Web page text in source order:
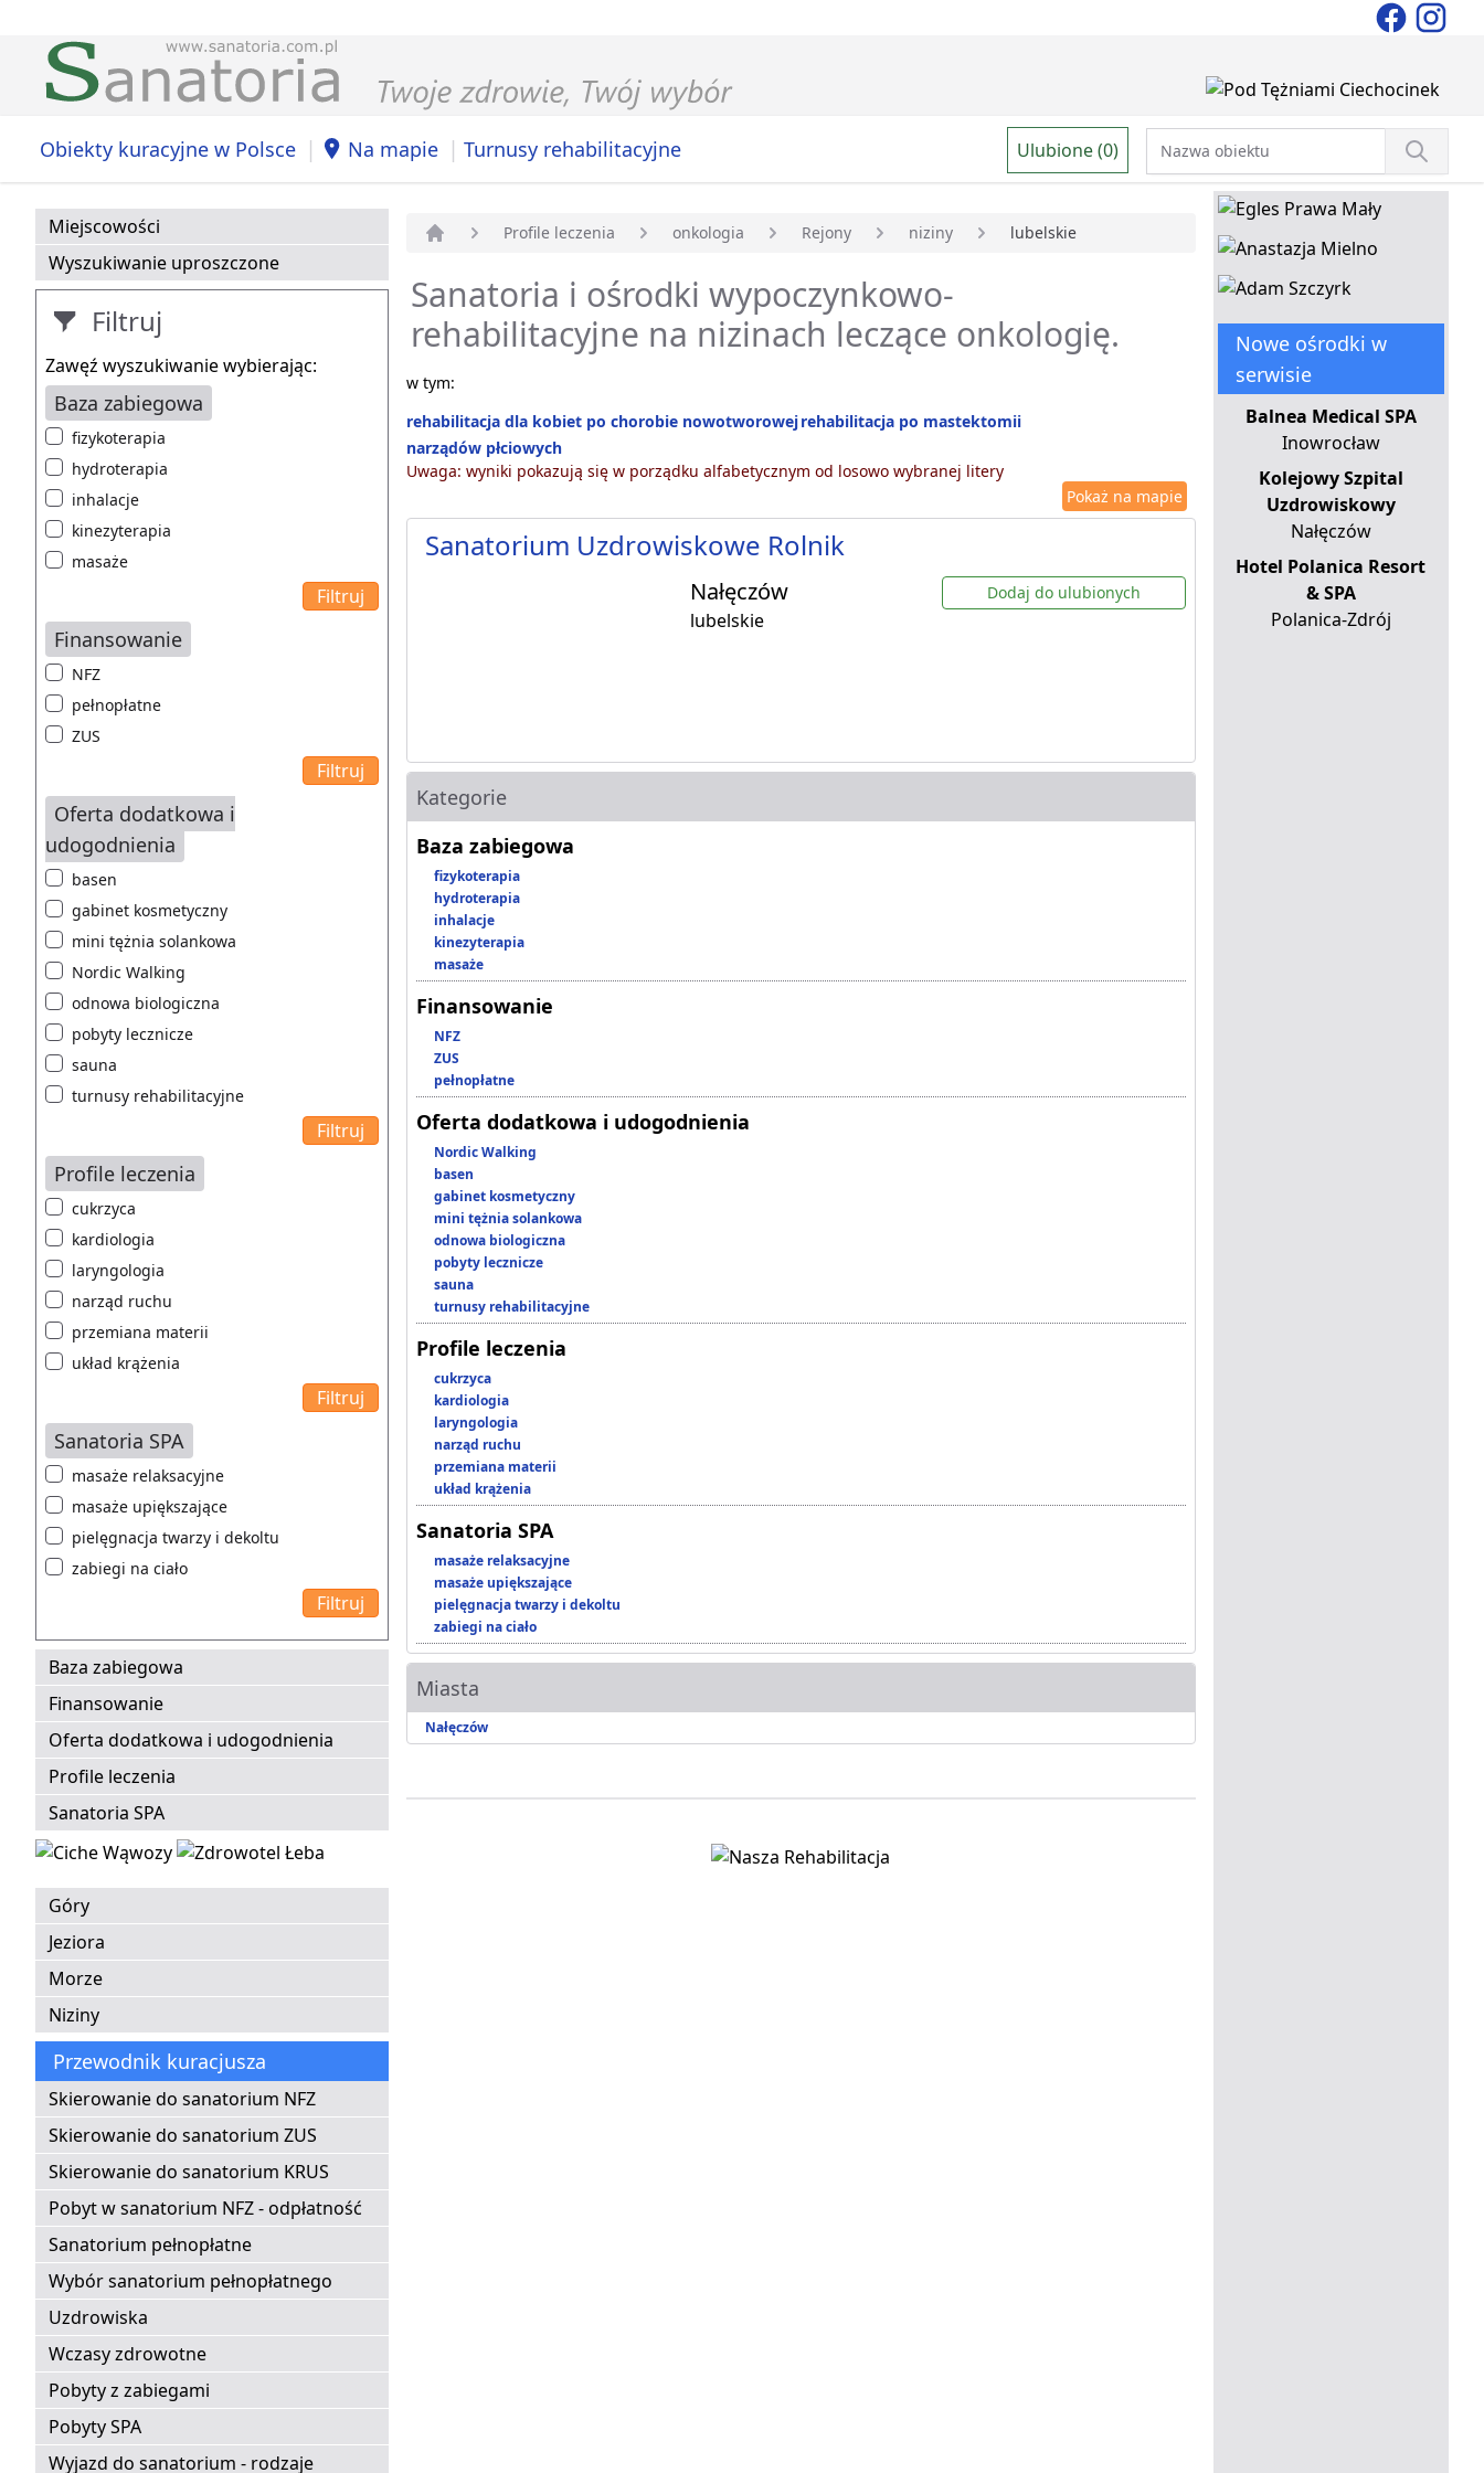
Obiekty kuracyjne w Polsce | Na mapie | Turnusy rehabilitacyjne Ulubione (0)
Miejscowości
Wyszukiwanie uproszczone
Filtruj
Zawęź wyszukiwanie wybierając:
Baza zabiegowa
fizykoterapia
hydroterapia
inhalacje
kinezyterapia
masaże
Finansowanie
NFZ
pełnopłatne
ZUS
Oferta dodatkowa i
udogodnienia
basen
gabinet kosmetyczny
mini tężnia solankowa
Nordic Walking
odnowa biologiczna
pobyty lecznicze
sauna
turnusy rehabilitacyjne
Profile leczenia
cukrzyca
kardiologia
laryngologia
narząd ruchu
przemiana materii
układ krążenia
Sanatoria SPA
masaże relaksacyjne
masaże upiększające
pielęgnacja twarzy i dekoltu
zabiegi na ciało
Baza zabiegowa
Finansowanie
Oferta dodatkowa i udogodnienia
Profile leczenia
Sanatoria SPA
Góry
Jeziora
Morze
Niziny
Przewodnik kuracjusza
Skierowanie do sanatorium NFZ
Skierowanie do sanatorium ZUS
Skierowanie do sanatorium KRUS
Pobyt w sanatorium NFZ - odpłatność
Sanatorium pełnopłatne
Wybór sanatorium pełnopłatnego
Uzdrowiska
Wczasy zdrowotne
Pobyty z zabiegami
Pobyty SPA
Wyjazd do sanatorium - rodzaje
Profile leczenia onkologia Rejony niziny lubelskie
Sanatoria i ośrodki wypoczynkowo-
rehabilitacyjne na nizinach leczące onkologię.
w tym:
rehabilitacja dla kobiet po chorobie nowotworowej
narządów płciowych
rehabilitacja po mastektomii
Uwaga: wyniki pokazują się w porządku alfabetycznym od losowo wybranej litery
Pokaż na mapie
Sanatorium Uzdrowiskowe Rolnik
Nałęczów
lubelskie
Dodaj do ulubionych
Kategorie
Baza zabiegowa
fizykoterapia
hydroterapia
inhalacje
kinezyterapia
masaże
Finansowanie
NFZ
ZUS
pełnopłatne
Oferta dodatkowa i udogodnienia
Nordic Walking
basen
gabinet kosmetyczny
mini tężnia solankowa
odnowa biologiczna
pobyty lecznicze
sauna
turnusy rehabilitacyjne
Profile leczenia
cukrzyca
kardiologia
laryngologia
narząd ruchu
przemiana materii
układ krążenia
Sanatoria SPA
masaże relaksacyjne
masaże upiększające
pielęgnacja twarzy i dekoltu
zabiegi na ciało
Miasta
Nałęczów
Nowe ośrodki w
serwisie
Balnea Medical SPA
Inowrocław
Kolejowy Szpital
Uzdrowiskowy
Nałęczów
Hotel Polanica Resort
& SPA
Polanica-Zdrój